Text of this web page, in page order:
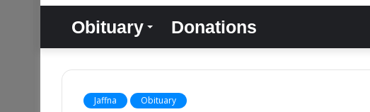
Obituary Donations
Jaffna Obituary